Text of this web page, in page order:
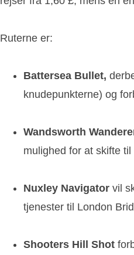
Ruterne er:
Battersea Bullet,
knudepunkterne) og
Wandsworth
mulighed for at skifte
Nuxley Navigator vil
tjenester til London
Shooters Hill Shot